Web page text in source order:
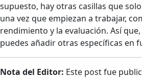
supuesto, hay otras casillas que
una vez que empiezan a trabajar,
rendimiento y la evaluación. Así
puedes añadir otras específicas en
Nota del Editor: Este post fue